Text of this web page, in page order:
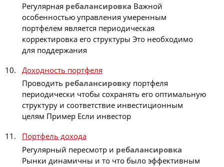
Регулярная ребалансировка Важной
особенностью управления умеренным
портфелем является периодическая
корректировка его структуры Это необходимо
для поддержания
Доходность портфеля
Проводить ребалансировкупортфеля
периодически чтобы сохранять его оптимальную
структуру и соответствие инвестиционным
целям Пример Если инвестор
Портфель дохода
Регулярный пересмотр и ребалансировка
Рынки динамичны и то что было эффективным